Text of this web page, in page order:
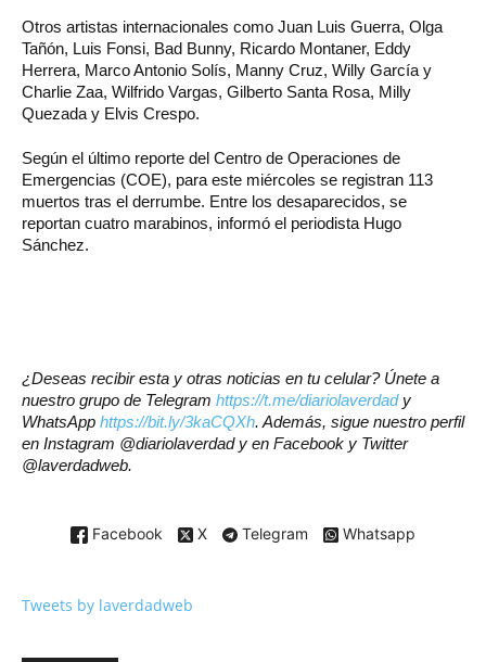
Otros artistas internacionales como Juan Luis Guerra, Olga
Tañón, Luis Fonsi, Bad Bunny, Ricardo Montaner, Eddy
Herrera, Marco Antonio Solís, Manny Cruz, Willy García y
Charlie Zaa, Wilfrido Vargas, Gilberto Santa Rosa, Milly
Quezada y Elvis Crespo.
Según el último reporte del Centro de Operaciones de
Emergencias (COE), para este miércoles se registran 113
muertos tras el derrumbe. Entre los desaparecidos, se
reportan cuatro marabinos, informó el periodista Hugo
Sánchez.
¿Deseas recibir esta y otras noticias en tu celular? Únete a
nuestro grupo de Telegram https://t.me/diariolaverdady
WhatsApp https://bit.ly/3kaCQXh. Además, sigue nuestro perfil
en Instagram @diariolaverdad y en Facebook y Twitter
@laverdadweb.
Facebook X Telegram Whatsapp
Tweets by laverdadweb